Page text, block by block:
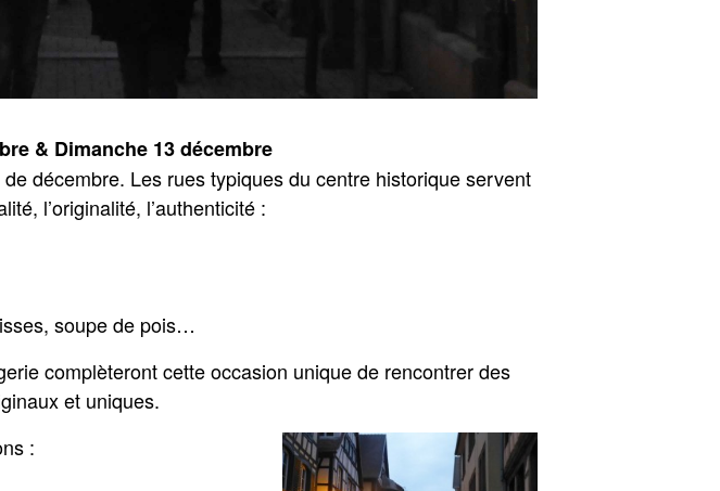
& Dimanche 13 décembre
décembre. Les rues typiques du centre historique servent
l’originalité, l’authenticité :
soupe de pois…
complèteront cette occasion unique de rencontrer des
et uniques.
: